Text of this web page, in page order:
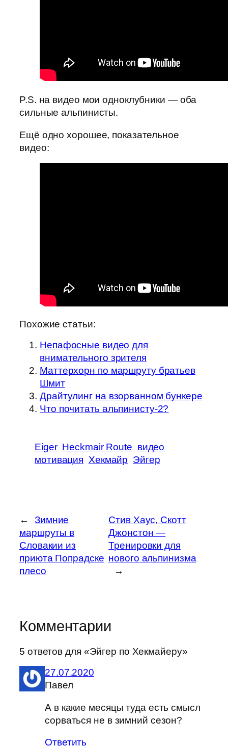
P.S. на видео мои одноклубники — оба
сильные альпинисты.
Ещё одно хорошее, показательное
видео:
Похожие статьи:
Непафосные видео для
внимательного зрителя
Маттерхорн по маршруту братьев
Шмит
Драйтулинг на взорванном бункере
Что почитать альпинисту-2?
Eiger Heckmair Route видео
мотивация Хекмайр Эйгер
←
Зимние
маршруты в
Словакии из
приюта Попрадске
плесо
Стив Хаус, Скотт
Джонстон —
Тренировки для
нового альпинизма
→
Комментарии
5 ответов для «Эйгер по Хекмайеру»
27.07.2020
Павел
А в какие месяцы туда есть смысл
сорваться не в зимний сезон?
Ответить